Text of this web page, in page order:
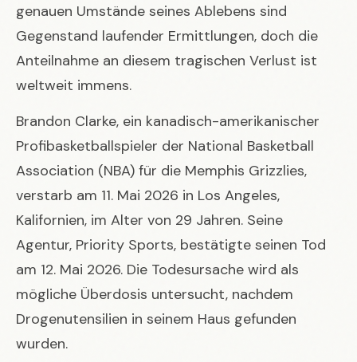
genauen Umstände seines Ablebens sind
Gegenstand laufender Ermittlungen, doch die
Anteilnahme an diesem tragischen Verlust ist
weltweit immens.
Brandon Clarke, ein kanadisch-amerikanischer
Profibasketballspieler der National Basketball
Association (NBA) für die Memphis Grizzlies,
verstarb am 11. Mai 2026 in Los Angeles,
Kalifornien, im Alter von 29 Jahren. Seine
Agentur, Priority Sports, bestätigte seinen Tod
am 12. Mai 2026. Die Todesursache wird als
mögliche Überdosis untersucht, nachdem
Drogenutensilien in seinem Haus gefunden
wurden.